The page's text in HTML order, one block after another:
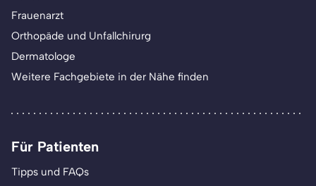
Frauenarzt
Orthopäde und Unfallchirurg
Dermatologe
Weitere Fachgebiete in der Nähe finden
Für Patienten
Tipps und FAQs